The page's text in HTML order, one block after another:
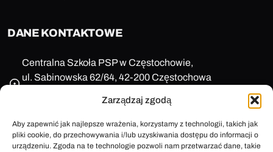
Zarządzaj zgodą
Aby zapewnić jak najlepsze wrażenia, korzystamy z technologii, takich jak
pliki cookie, do przechowywania i/lub uzyskiwania dostępu do informacji o
urządzeniu. Zgoda na te technologie pozwoli nam przetwarzać dane, takie
DANE KONTAKTOWE
Centralna Szkoła PSP w Częstochowie,
ul. Sabinowska 62/64, 42-200 Częstochowa
REGON: 150123657
+48 47 85 86 100
sekretariat@cspsp.pl